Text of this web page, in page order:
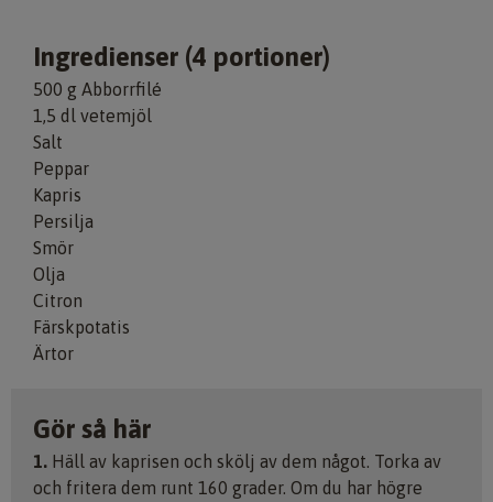
Ingredienser (4 portioner)
500 g Abborrfilé
1,5 dl vetemjöl
Salt
Peppar
Kapris
Persilja
Smör
Olja
Citron
Färskpotatis
Ärtor
Gör så här
1. Häll av kaprisen och skölj av dem något. Torka av
och fritera dem runt 160 grader. Om du har högre